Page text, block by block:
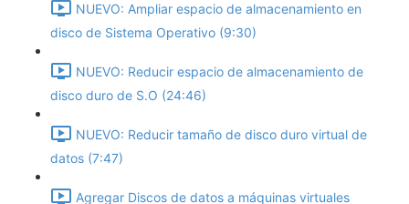
NUEVO: Ampliar espacio de almacenamiento en
disco de Sistema Operativo (9:30)
NUEVO: Reducir espacio de almacenamiento de
disco duro de S.O (24:46)
NUEVO: Reducir tamaño de disco duro virtual de
datos (7:47)
Agregar Discos de datos a máquinas virtuales